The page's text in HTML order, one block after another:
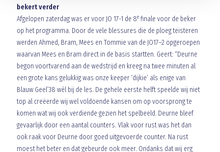
bekert verder
Afgelopen zaterdag was er voor JO 17-1 de 8efinale voor de beker
op het programma. Door de vele blessures die de ploeg teisteren
werden Ahmed, Bram, Mees en Tommie van de JO17–2 opgeroepen
waarvan Mees en Bram direct in de basis startten. Geert: “Deurne
begon voortvarend aan de wedstrijd en kreeg na twee minuten al
een grote kans gelukkig was onze keeper ‘dijkie’ als enige van
Blauw Geel’38 wél bij de les. De gehele eerste helft speelde wij niet
top al creëerde wij wel voldoende kansen om op voorsprong te
komen wat wij ook verdiende gezien het spelbeeld. Deurne bleef
gevaarlijk door een aantal counters. Vlak voor rust was het dan
ook raak voor Deurne door goed uitgevoerde counter. Na rust
moest het beter en dat gebeurde ook meer. Ondanks dat wij erg